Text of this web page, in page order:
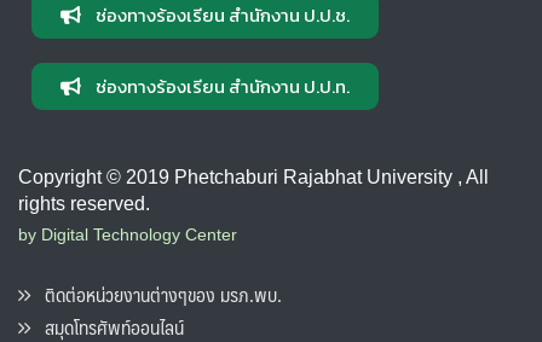
ช่องทางร้องเรียน สำนักงาน ป.ป.ช.
ช่องทางร้องเรียน สำนักงาน ป.ป.ท.
Copyright © 2019 Phetchaburi Rajabhat University , All
rights reserved.
by Digital Technology Center
ติดต่อหน่วยงานต่างๆของ มรภ.พบ.
สมุดโทรศัพท์ออนไลน์